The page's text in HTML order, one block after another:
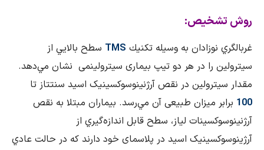
روش تشخیص:
غربالگري نوزادان به وسيله تكنيك TMS سطح بالايي از
سیترولین را در هر دو تیپ بیماری سیترولینمی نشان مي‌دهد.
مقدار سیترولین در نقص آرژنینوسوکسینیک اسید سنتتاز تا
100 برابر میزان طبیعی آن مي‌رسد. بيماران مبتلا به نقص
آرژنینوسوکسینات لیاز، سطح قابل اندازه‌گيري از
آرژینوسوکسینیک اسید در پلاسمای خود دارند كه در حالت عادي